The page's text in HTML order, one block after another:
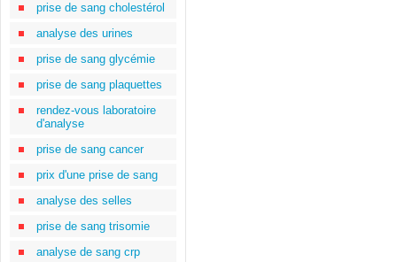
prise de sang cholestérol
analyse des urines
prise de sang glycémie
prise de sang plaquettes
rendez-vous laboratoire
d'analyse
prise de sang cancer
prix d'une prise de sang
analyse des selles
prise de sang trisomie
analyse de sang crp